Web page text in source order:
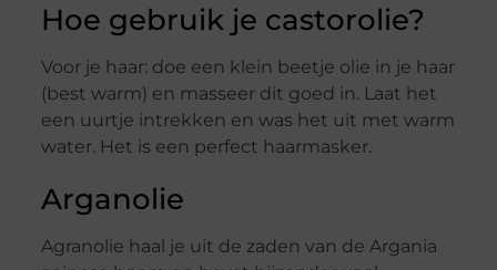
Hoe gebruik je castorolie?
Voor je haar: doe een klein beetje olie in je haar
(best warm) en masseer dit goed in. Laat het
een uurtje intrekken en was het uit met warm
water. Het is een perfect haarmasker.
Arganolie
Agranolie haal je uit de zaden van de Argania